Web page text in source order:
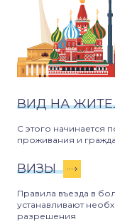
ВИД НА
С этого начинается
проживания и
ВИЗЫ
Правила въезда в
устанавливают
разрешения